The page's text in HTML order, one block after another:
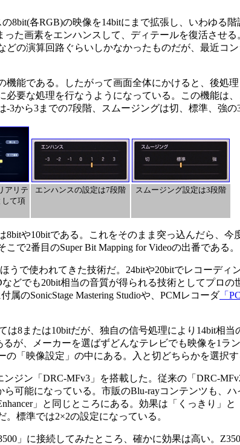
8bit(各RGB)の映像を14bitにまで拡張し、いわゆる
た画素をエンハンスして、ディテールを復活させ
の演算回路ぐらいしかなかったものだが、最近コ
能である。したがって画面全体にかけると、後処
要な処理を行なうようになっている。この機能は
3から3までの7段階、スムージングは切、標準、強の
アリテ
して項
エンハンスの設定は7段階 スムージング設定は3段階
や10bitである。これをそのまま突っ込んだら、今
で2番目のSuper Bit Mapping for Videoの出番である。
うで使われてきた技術だ。24bitや20bitでレコーディ
どでも20bit相当の音質が得られる技術としてプロの
のSonicStage Mastering Studioや、PCMレコーダ「
8または10bitだが、独自の信号処理により14bit相当
が、メーカーを選ばずどんなテレビでも映像を1ラ
「映像設定」の中にある。入と切どちらかを選択す
ジン「DRC-MFv3」を搭載した。従来の「DRC-
可能になっている。市販のBlu-rayコンテンツも、
」と同じところにある。効果は「くっきり」と
標準では2×2の設定になっている。
」に接続してみたところ、確かに効果は高い。